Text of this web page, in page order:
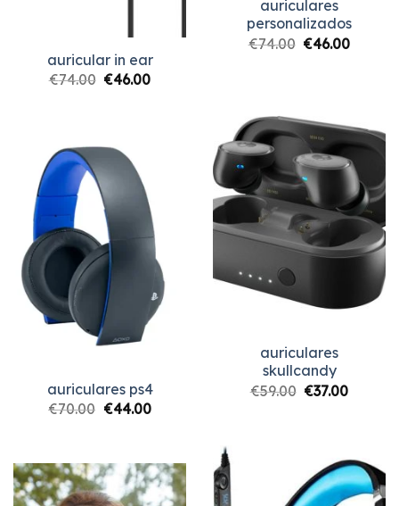
auriculares
personalizados
€74.00 €46.00
auricular in ear
€74.00 €46.00
auriculares
skullcandy
€59.00 €37.00
auriculares ps4
€70.00 €44.00